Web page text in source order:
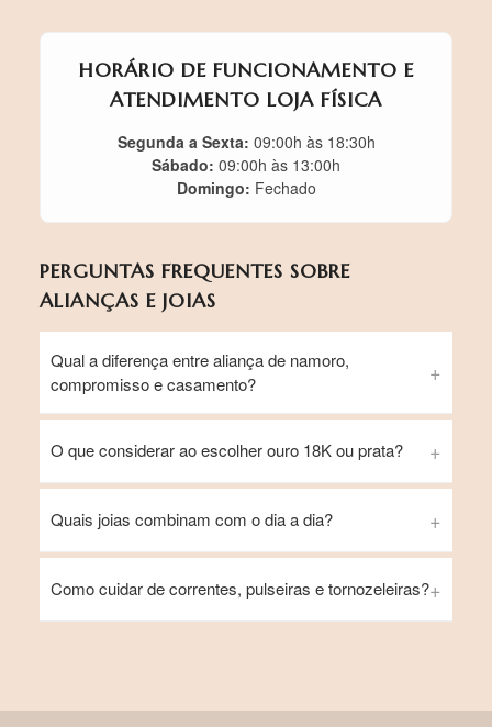
HORÁRIO DE FUNCIONAMENTO E
ATENDIMENTO LOJA FÍSICA
Segunda a Sexta: 09:00h às 18:30h
Sábado: 09:00h às 13:00h
Domingo: Fechado
PERGUNTAS FREQUENTES SOBRE
ALIANÇAS E JOIAS
Qual a diferença entre aliança de namoro,
compromisso e casamento?
O que considerar ao escolher ouro 18K ou prata?
Quais joias combinam com o dia a dia?
Como cuidar de correntes, pulseiras e tornozeleiras?